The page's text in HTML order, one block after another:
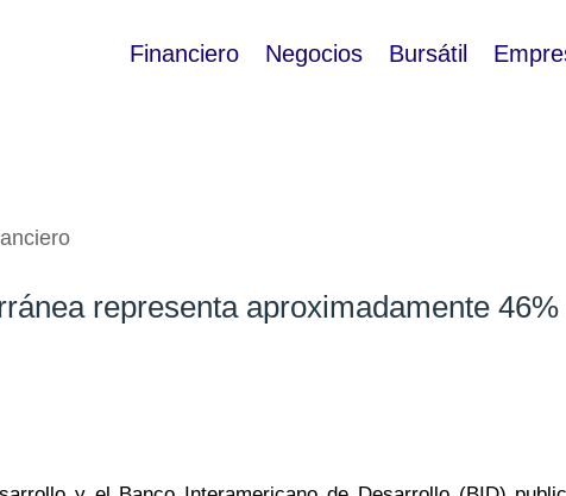
Financiero Negocios Bursátil
representa aproximadamente